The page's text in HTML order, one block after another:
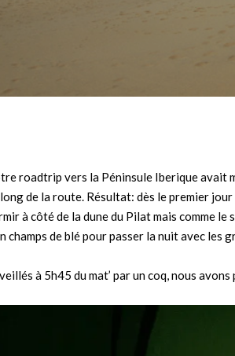
roadtrip vers la Péninsule Iberique avait
de la route. Résultat: dès le premier
à côté de la dune du Pilat mais comme
champs de blé pour passer la nuit avec
à 5h45 du mat’ par un coq, nous